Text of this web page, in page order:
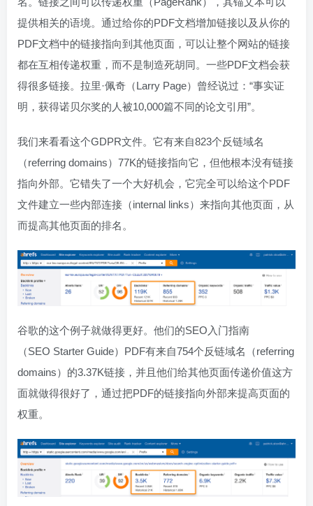
提供相关的语境。通过给你的PDF文档增加链接以及从你的
PDF文档中的链接指向到其他页面，可以让整个网站的链接
都在互相传递权重，而不是制造死胡同。一些PDF文档会获
得很多链接。拉里·佩奇（Larry Page）曾经说过：“事实证
明，获得诺贝尔奖的人被10,000篇不同的论文引用”。
我们来看看这个GDPR文件。它有来自823个反链域名
（referring domains）77K的链接指向它，但他根本没有链接
指向外部。它错失了一个大好机会，它完全可以给这个PDF
文件建立一些内部连接（internal links）来指向其他页面，从
而提高其他页面的排名。
谷歌的这个例子就做得更好。他们的SEO入门指南
（SEO Starter Guide）PDF有来自754个反链域名（referring
domains）的3.37K链接，并且他们给其他页面传递价值这方
面就做得很好了，通过把PDF的链接指向外部来提高页面的
权重。